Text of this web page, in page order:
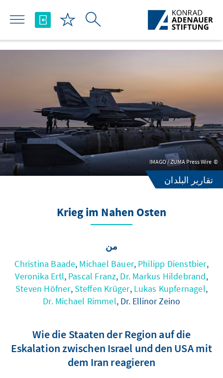
تخطي إلى المحتوى الرئيسي
تقارير البلدان
Krieg im Nahen Osten
من
Christina Baade, Michael Bauer, Philipp Dienstbier,
Veronika Ertl, Pascal Franz, Dr. Markus Hildebrand,
Steven Höfner, Steffen Krüger, Lukas Kupfernagel,
Dr. Michael Rimmel, Dr. Ellinor Zeino
Wie die Staaten der Region auf die
Eskalation zwischen Israel und den USA mit
dem Iran reagieren